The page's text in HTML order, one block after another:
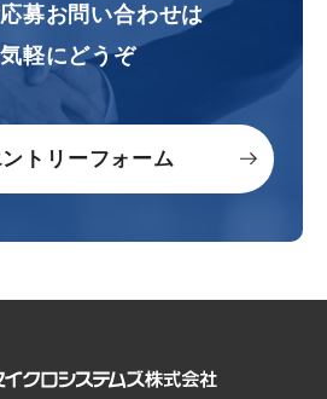
募お問い合わせは
軽にどうぞ
トリーフォーム